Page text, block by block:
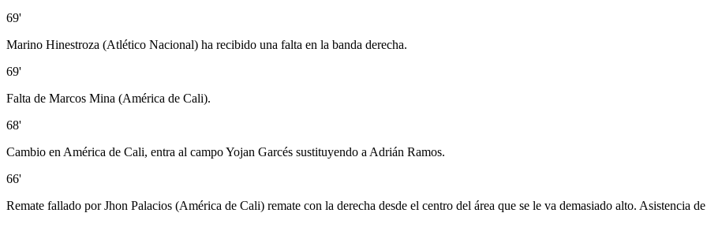
69'
Marino Hinestroza (Atlético Nacional) ha recibido una falta en la banda derecha.
69'
Falta de Marcos Mina (América de Cali).
68'
Cambio en América de Cali, entra al campo Yojan Garcés sustituyendo a Adrián Ramos.
66'
Remate fallado por Jhon Palacios (América de Cali) remate con la derecha desde el centro del área que se le va demasiado alto. Asistencia